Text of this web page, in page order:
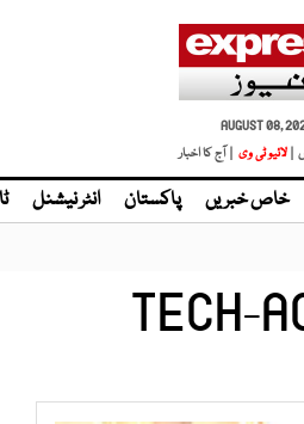
AUGUST 08,
|
| آج کا اخبار
خاص خبریں پاکستان انٹر نیشنل
TECH-